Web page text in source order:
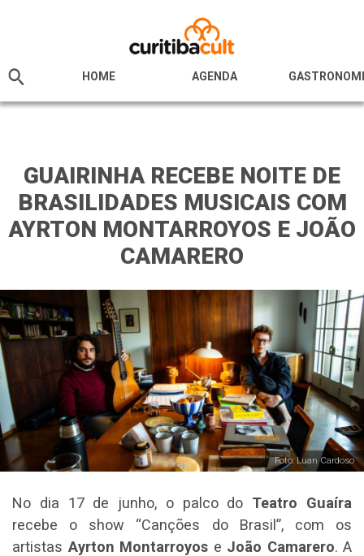
HOME AGENDA
GUAIRINHA RECEBE NOITE DE
BRASILIDADES MUSICAIS COM
AYRTON MONTARROYOS E JOÃO
CAMARERO
Foto: Luan Cardoso
No dia 17 de junho, o palco do Teatro Guaíra
recebe o show “Canções do Brasil”, com os
artistas Ayrton Montarroyos e João Camarero. A